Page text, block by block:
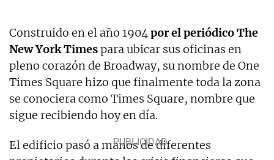
Construido en el año 1904por el periódico The
New York Timespara ubicar sus oficinas en
pleno corazón de Broadway, su nombre de One
Times Square hizo que finalmente toda la zona
se conociera como Times Square, nombre que
sigue recibiendo hoy en día.
El edificio pasó a manos de diferentes